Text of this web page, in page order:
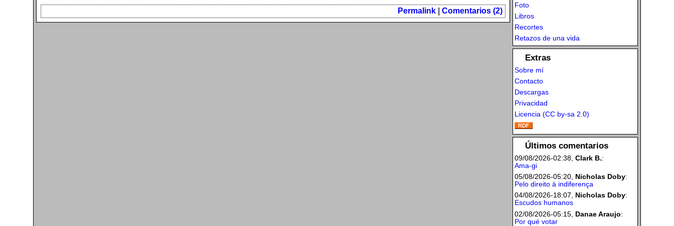
Permalink Comentarios (2)
Foto
Libros
Recortes
Retazos de una vida
Extras
Sobre mí
Contacto
Descargas
Privacidad
Licencia (CC by-sa 2.0)
Últimos comentarios
09/08/2026-02:38, Clark B.:
Ama-gi
05/08/2026-05:20, Nicholas Doby:
Pelo direito à indiferença
04/08/2026-18:07, Nicholas Doby:
Escudos humanos
02/08/2026-05:15, Danae Araujo:
Por qué votar